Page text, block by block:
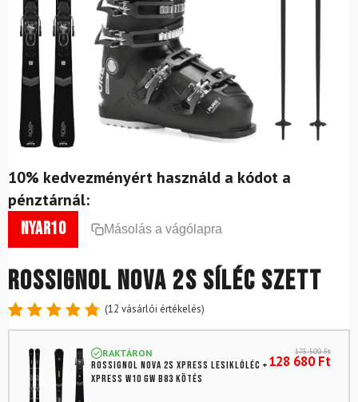
10% kedvezményért használd a kódot a
pénztárnál:
nyar10 Másolás a vágólapra
ROSSIGNOL Nova 2S síléc szett
Értékelés
5-ből,
12
értékelés
alapján
(12 vásárlói értékelés)
RAKTÁRON
ROSSIGNOL Nova 2S XPress lesiklóléc +
XPress W10 GW B83 kötés
175 500Ft
128 680Ft